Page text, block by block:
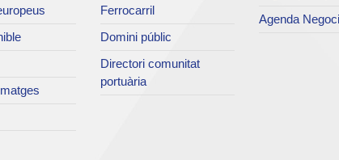
Ferrocarril
Domini públic
Directori comunitat
portuària
Agenda Negoci